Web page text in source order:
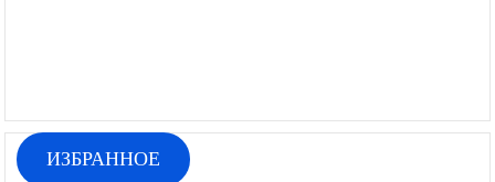
ИЗБРАННОЕ